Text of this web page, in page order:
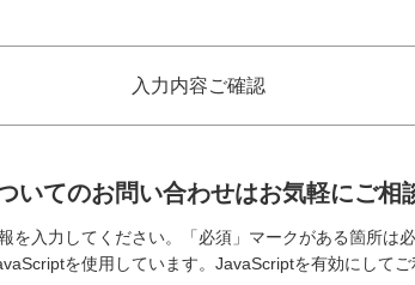
入力内容ご確認
いてのお問い合わせはお気軽にご相
を入力してください。「必須」マークがある箇所は必
を使用しています。JavaScriptを有効にしてご